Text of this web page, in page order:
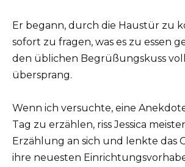
Er begann, durch die Haustür zu
sofort zu fragen, was es zu essen
den üblichen Begrüßungskuss
übersprang.
Wenn ich versuchte, eine
Tag zu erzählen, riss Jessica
Erzählung an sich und lenkte das
ihre neuesten